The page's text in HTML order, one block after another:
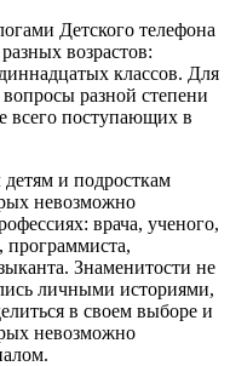
Детского телефона
возрастов:
классов. Для
разной степени
всего поступающих в
и подросткам
невозможно
врача, ученого,
программиста,
Знаменитости не
личными историями,
в своем выборе и
невозможно